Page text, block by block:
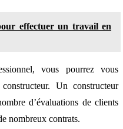
effectuer un travail en
vous pourrez vous
Un constructeur
d’évaluations de clients
nombreux contrats.